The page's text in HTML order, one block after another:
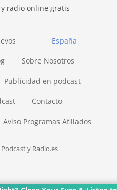
radio online gratis
España
Sobre Nosotros
Publicidad en podcast
Contacto
Aviso Programas Afiliados
y Radio.es